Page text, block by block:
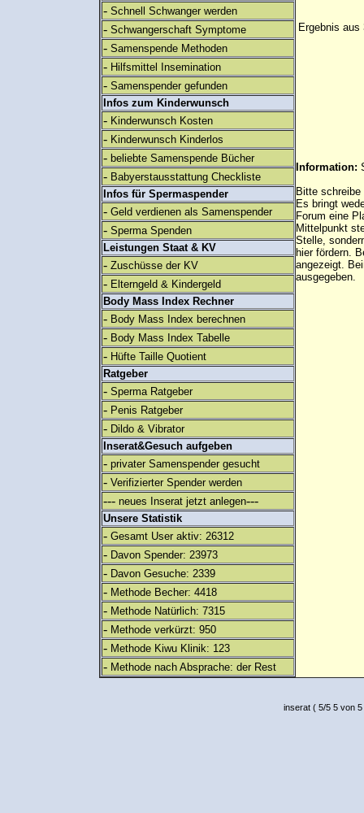
- Schnell Schwanger werden
- Schwangerschaft Symptome
- Samenspende Methoden
- Hilfsmittel Insemination
- Samenspender gefunden
Infos zum Kinderwunsch
- Kinderwunsch Kosten
- Kinderwunsch Kinderlos
- beliebte Samenspende Bücher
- Babyerstausstattung Checkliste
Infos für Spermaspender
- Geld verdienen als Samenspender
- Sperma Spenden
Leistungen Staat & KV
- Zuschüsse der KV
- Elterngeld & Kindergeld
Body Mass Index Rechner
- Body Mass Index berechnen
- Body Mass Index Tabelle
- Hüfte Taille Quotient
Ratgeber
- Sperma Ratgeber
- Penis Ratgeber
- Dildo & Vibrator
Inserat&Gesuch aufgeben
- privater Samenspender gesucht
- Verifizierter Spender werden
--- neues Inserat jetzt anlegen---
Unsere Statistik
- Gesamt User aktiv: 26312
- Davon Spender: 23973
- Davon Gesuche: 2339
- Methode Becher: 4418
- Methode Natürlich: 7315
- Methode verkürzt: 950
- Methode Kiwu Klinik: 123
- Methode nach Absprache: der Rest
Ergebnis aus
Information:
Bitte
Es bringt
Forum eine
Mittelpunkt
Stelle,
hier fördern.
angezeigt.
ausgegeben.
inserat( 5/5 5 von 5